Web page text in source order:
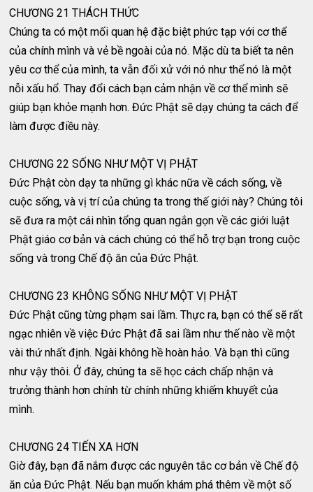
CHƯƠNG 21 THÁCH THỨC
Chúng ta có một mối quan hệ đặc biệt phức tạp với cơ thể
của chính mình và vẻ bề ngoài của nó. Mặc dù ta biết ta nên
yêu cơ thể của mình, ta vẫn đối xử với nó như thể nó là một
nỗi xấu hổ. Thay đổi cách bạn cảm nhận về cơ thể mình sẽ
giúp bạn khỏe mạnh hơn. Đức Phật sẽ dạy chúng ta cách để
làm được điều này.
CHƯƠNG 22 SỐNG NHƯ MỘT VỊ PHẬT
Đức Phật còn dạy ta những gì khác nữa về cách sống, về
cuộc sống, và vị trí của chúng ta trong thế giới này? Chúng tôi
sẽ đưa ra một cái nhìn tổng quan ngắn gọn về các giới luật
Phật giáo cơ bản và cách chúng có thể hỗ trợ bạn trong cuộc
sống và trong Chế độ ăn của Đức Phật.
CHƯƠNG 23 KHÔNG SỐNG NHƯ MỘT VỊ PHẬT
Đức Phật cũng từng phạm sai lầm. Thực ra, bạn có thể sẽ rất
ngạc nhiên về việc Đức Phật đã sai lầm như thế nào về một
vài thứ nhất định. Ngài không hề hoàn hảo. Và bạn thì cũng
như vậy thôi. Ở đây, chúng ta sẽ học cách chấp nhận và
trưởng thành hơn chính từ chính những khiếm khuyết của
mình.
CHƯƠNG 24 TIẾN XA HƠN
Giờ đây, bạn đã nắm được các nguyên tắc cơ bản về Chế độ
ăn của Đức Phật. Nếu bạn muốn khám phá thêm về một số